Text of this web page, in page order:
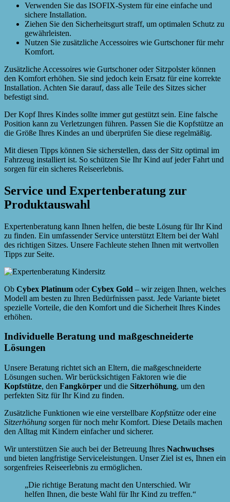
Verwenden Sie das ISOFIX-System für eine einfache und
sichere Installation.
Ziehen Sie den Sicherheitsgurt straff, um optimalen Schutz zu
gewährleisten.
Nutzen Sie zusätzliche Accessoires wie Gurtschoner für mehr
Komfort.
Zusätzliche Accessoires wie Gurtschoner oder Sitzpolster können
den Komfort erhöhen. Sie sind jedoch kein Ersatz für eine korrekte
Installation. Achten Sie darauf, dass alle Teile des Sitzes sicher
befestigt sind.
Der Kopf Ihres Kindes sollte immer gut gestützt sein. Eine falsche
Position kann zu Verletzungen führen. Passen Sie die Kopfstütze an
die Größe Ihres Kindes an und überprüfen Sie diese regelmäßig.
Mit diesen Tipps können Sie sicherstellen, dass der Sitz optimal im
Fahrzeug installiert ist. So schützen Sie Ihr Kind auf jeder Fahrt und
sorgen für ein sicheres Reiseerlebnis.
Service und Expertenberatung zur
Produktauswahl
Expertenberatung kann Ihnen helfen, die beste Lösung für Ihr Kind
zu finden. Ein umfassender Service unterstützt Eltern bei der Wahl
des richtigen Sitzes. Unsere Fachleute stehen Ihnen mit wertvollen
Tipps zur Seite.
Ob Cybex Platinum oderCybex Gold – wir zeigen Ihnen, welches
Modell am besten zu Ihren Bedürfnissen passt. Jede Variante bietet
spezielle Vorteile, die den Komfort und die Sicherheit Ihres Kindes
erhöhen.
Individuelle Beratung und maßgeschneiderte
Lösungen
Unsere Beratung richtet sich an Eltern, die maßgeschneiderte
Lösungen suchen. Wir berücksichtigen Faktoren wie die
Kopfstütze, den Fangkörper und die Sitzerhöhung, um den
perfekten Sitz für Ihr Kind zu finden.
Zusätzliche Funktionen wie eine verstellbare Kopfstütze oder eine
Sitzerhöhung sorgen für noch mehr Komfort. Diese Details machen
den Alltag mit Kindern einfacher und sicherer.
Wir unterstützen Sie auch bei der Betreuung Ihres Nachwuchses
und bieten langfristige Serviceleistungen. Unser Ziel ist es, Ihnen ein
sorgenfreies Reiseerlebnis zu ermöglichen.
„Die richtige Beratung macht den Unterschied. Wir
helfen Ihnen, die beste Wahl für Ihr Kind zu treffen.“